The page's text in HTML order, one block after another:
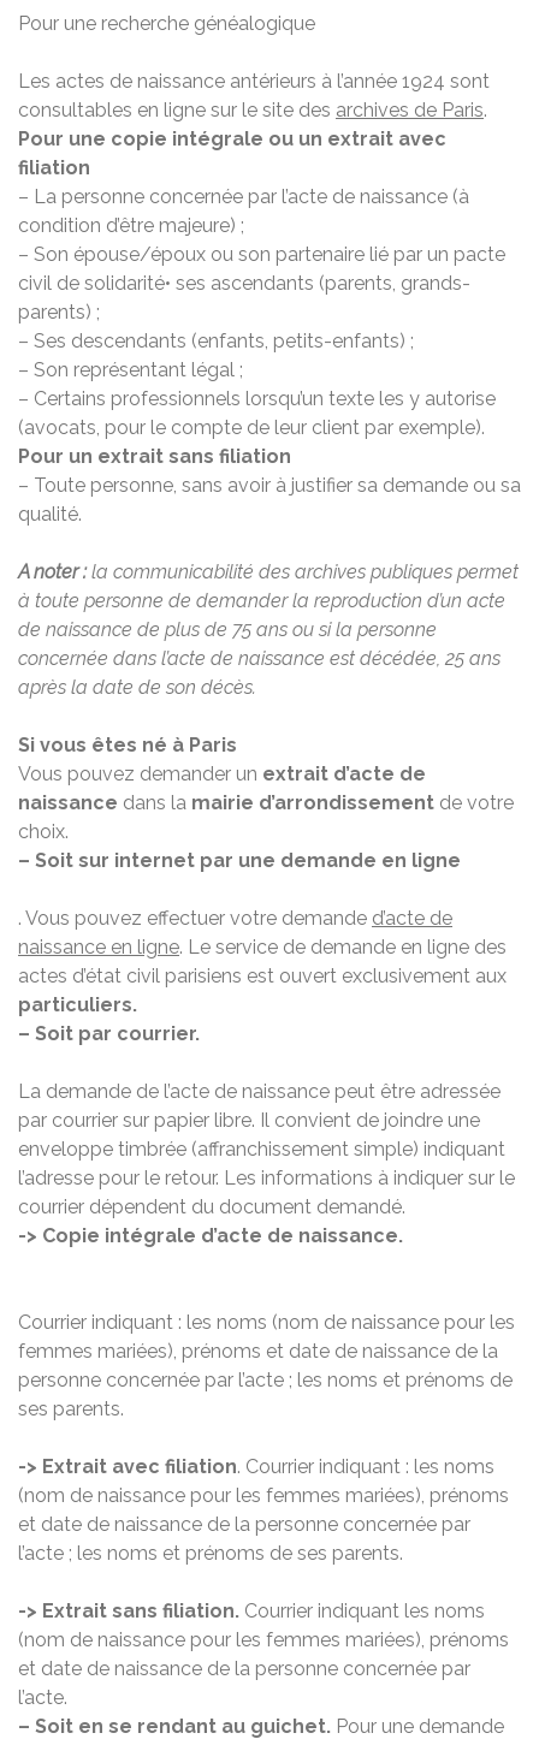
Pour une recherche généalogique
Les actes de naissance antérieurs à l’année 1924 sont
consultables en ligne sur le site des archives de Paris.
Pour une copie intégrale ou un extrait avec
filiation
– La personne concernée par l’acte de naissance (à
condition d’être majeure) ;
– Son épouse/époux ou son partenaire lié par un pacte
civil de solidarité• ses ascendants (parents, grands-
parents) ;
– Ses descendants (enfants, petits-enfants) ;
– Son représentant légal ;
– Certains professionnels lorsqu’un texte les y autorise
(avocats, pour le compte de leur client par exemple).
Pour un extrait sans filiation
– Toute personne, sans avoir à justifier sa demande ou sa
qualité.
A noter :la communicabilité des archives publiques permet
à toute personne de demander la reproduction d’un acte
de naissance de plus de 75 ans ou si la personne
concernée dans l’acte de naissance est décédée, 25 ans
après la date de son décès.
Si vous êtes né à Paris
Vous pouvez demander un extrait d’acte de
naissance dans la mairie d’arrondissement de votre
choix.
– Soit sur internet par une demande en ligne
. Vous pouvez effectuer votre demande d’acte de
naissance en ligne. Le service de demande en ligne des
actes d’état civil parisiens est ouvert exclusivement aux
particuliers.
– Soit par courrier.
La demande de l’acte de naissance peut être adressée
par courrier sur papier libre. Il convient de joindre une
enveloppe timbrée (affranchissement simple) indiquant
l’adresse pour le retour. Les informations à indiquer sur le
courrier dépendent du document demandé.
-> Copie intégrale d’acte de naissance.
Courrier indiquant : les noms (nom de naissance pour les
femmes mariées), prénoms et date de naissance de la
personne concernée par l’acte ; les noms et prénoms de
ses parents.
-> Extrait avec filiation. Courrier indiquant : les noms
(nom de naissance pour les femmes mariées), prénoms
et date de naissance de la personne concernée par
l’acte ; les noms et prénoms de ses parents.
-> Extrait sans filiation. Courrier indiquant les noms
(nom de naissance pour les femmes mariées), prénoms
et date de naissance de la personne concernée par
l’acte.
– Soit en se rendant au guichet. Pour une demande